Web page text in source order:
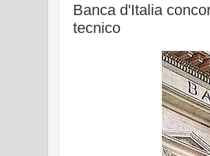
Banca d'Italia
tecnico